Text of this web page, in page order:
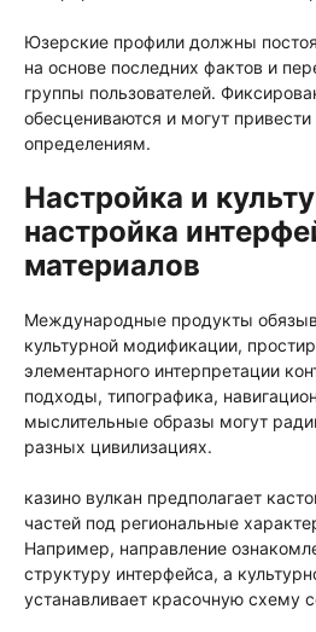
Юзерские профили должны
на основе последних фактов и
группы пользователей.
обесцениваются и могут
определениям.
Настройка и
настройка
материалов
Международные продукты
культурной модификации,
элементарного интерпретации
подходы, типографика,
мыслительные образы могут
разных цивилизациях.
казино вулкан предполагает
частей под региональные
Например, направление
структуру интерфейса, а
устанавливает красочную схему